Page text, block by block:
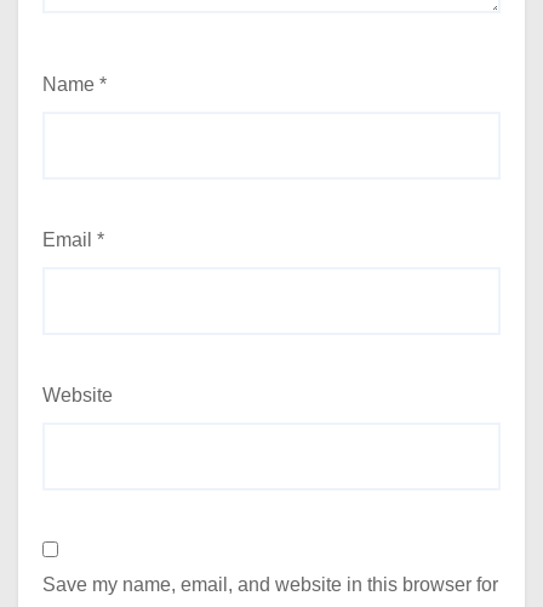
Name *
Email *
Website
Save my name, email, and website in this browser for